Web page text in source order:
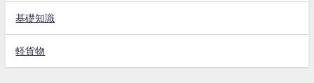
基礎知識
軽貨物